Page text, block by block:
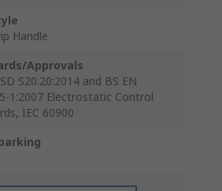
Handle
Approvals
S20.20:2014 and BS EN
1:2007 Electrostatic Control
IEC 60900